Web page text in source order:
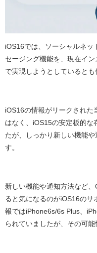
iOS16では、ソーシャルネッ
セージング機能を、現在イ
で実現しようとしているとも
iOS16の情報がリークされた
はなく、 iOS15の安定板的な
たが、しっかり新しい機能
す。
新しい機能や通知方法など、
ると気になるのがiOS16のサ
報ではiPhone6s/6s Plus
られていましたが、その可